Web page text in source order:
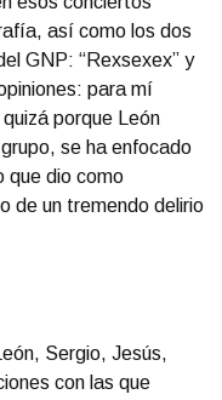
así como los dos
GNP: “Rexsexex” y
para mí
porque León
se ha enfocado
que dio como
de un tremendo delirio
Sergio, Jesús,
con las que